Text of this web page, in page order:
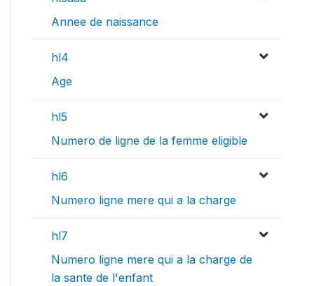
Annee de naissance
hl4
Age
hl5
Numero de ligne de la femme eligible
hl6
Numero ligne mere qui a la charge
hl7
Numero ligne mere qui a la charge de
la sante de l'enfant